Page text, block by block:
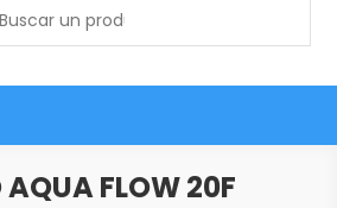
More
AQUA FLOW 20F